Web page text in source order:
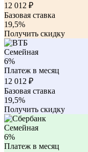
12 012 ₽
Базовая ставка
19,5%
Получить скидку
Семейная
6%
Платеж в месяц
12 012 ₽
Базовая ставка
19,5%
Получить скидку
Семейная
6%
Платеж в месяц